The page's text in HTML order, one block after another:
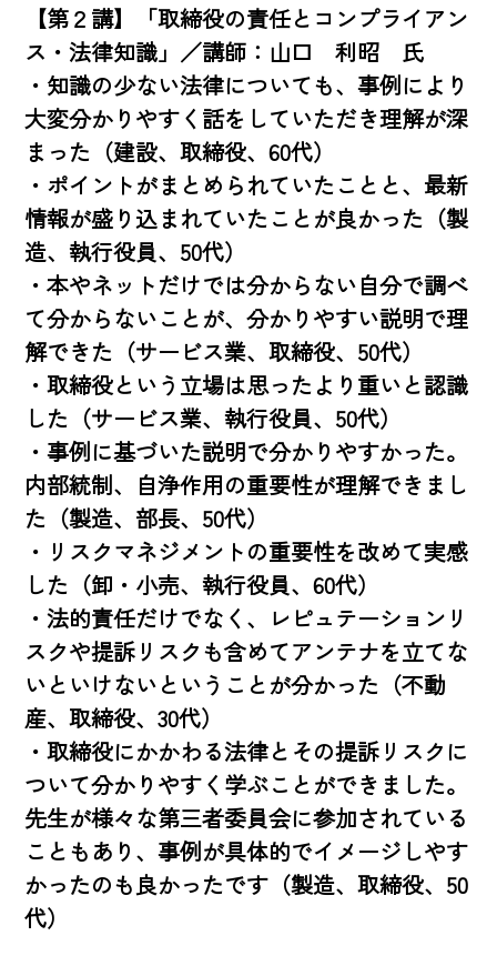
【第２講】「取締役の責任とコンプライアン
ス・法律知識」／講師：山口　利昭　氏
・知識の少ない法律についても、事例により
大変分かりやすく話をしていただき理解が深
まった（建設、取締役、60代）
・ポイントがまとめられていたことと、最新
情報が盛り込まれていたことが良かった（製
造、執行役員、50代）
・本やネットだけでは分からない自分で調べ
て分からないことが、分かりやすい説明で理
解できた（サービス業、取締役、50代）
・取締役という立場は思ったより重いと認識
した（サービス業、執行役員、50代）
・事例に基づいた説明で分かりやすかった。
内部統制、自浄作用の重要性が理解できまし
た（製造、部長、50代）
・リスクマネジメントの重要性を改めて実感
した（卸・小売、執行役員、60代）
・法的責任だけでなく、レピュテーションリ
スクや提訴リスクも含めてアンテナを立てな
いといけないということが分かった（不動
産、取締役、30代）
・取締役にかかわる法律とその提訴リスクに
ついて分かりやすく学ぶことができました。
先生が様々な第三者委員会に参加されている
こともあり、事例が具体的でイメージしやす
かったのも良かったです（製造、取締役、50
代）